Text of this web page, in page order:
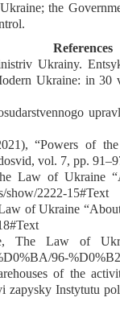
the
References
Ukrainy.
Ukraine: in 30
“Powers of
vol. 7, pp.
Law of Ukraine
show/2222-15#Text
of Ukraine
The Law of
96-
of the
zapysky Instytutu